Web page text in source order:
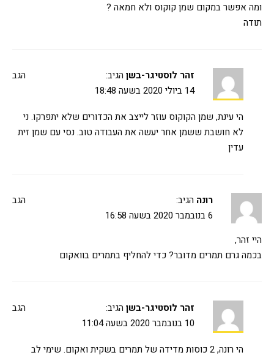
ומה אפשר במקום שמן קוקוס ולא חמאה ?
תודה
זהר לוסטיגר-בשן הגיב:
14 ביולי 2020 בשעה 18:48
הי עינת, שמן הקוקוס עוזר לייצב את הכדורים שלא יתפרקו. ני
לא חושבת ששמן אחר יעשה את העבודה טוב. נסי עם שמן זית
עדין
הגב
רונה הגיב:
6 בנובמבר 2020 בשעה 16:58
היי זהר,
בכמה גרם תמרים מדובר? כדי להחליף בתמרים בוואקום
הגב
זהר לוסטיגר-בשן הגיב:
10 בנובמבר 2020 בשעה 11:04
הי רונה, 2 כוסות מדידה של תמרים בשקית ואקום. שימי לב
הגב